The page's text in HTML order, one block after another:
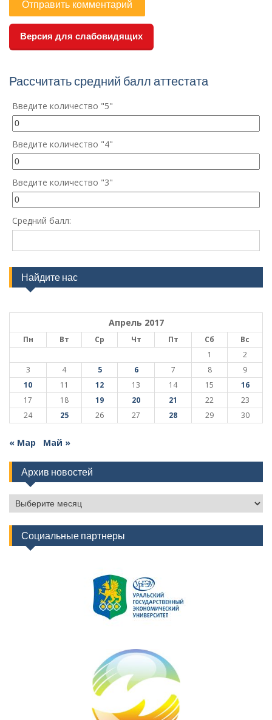
Версия для слабовидящих
Рассчитать средний балл аттестата
Введите количество "5"
Введите количество "4"
Введите количество "3"
Средний балл:
Найдите нас
Апрель 2017
Пн Вт Ср Чт Пт Сб
Вс
1
2
3
4 5 6 7 8
9
10
11 12 13 14 15
16
17
18 19 20 21 22
23
24
25 26 27 28 29 30
« Мар Май »
Архив новостей
Архив
новостей
Социальные партнеры